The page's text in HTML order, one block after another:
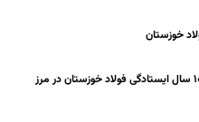
خوزستان
از چرخ‌دنده‌های صنعت تا مسیر عشق؛ ۱۰ سال ایستادگی فولاد خوزستان در مرز